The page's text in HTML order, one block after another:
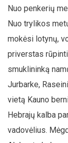
Nuo penkerių
Nuo trylikos
mokėsi lotynų,
priverstas
smuklininką
Jurbarke,
vietą Kauno
Hebrajų kalba
vadovėlius.